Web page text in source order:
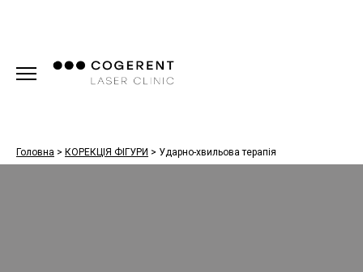
Головна > КОРЕКЦІЯ ФІГУРИ > Ударно-хвильова терапія